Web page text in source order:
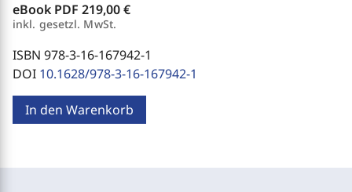
eBook PDF 219,00 €
inkl. gesetzl. MwSt.
ISBN 978-3-16-167942-1
DOI 10.1628/978-3-16-167942-1
In den Warenkorb